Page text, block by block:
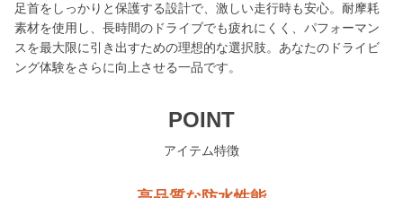
足首をしっかりと保護する設計で、激しい走行時も安心。耐摩耗
素材を使用し、長時間のドライブでも疲れにくく、パフォーマン
スを最大限に引き出すための理想的な選択肢。あなたのドライビ
ング体験をさらに向上させる一品です。
POINT
アイテム特徴